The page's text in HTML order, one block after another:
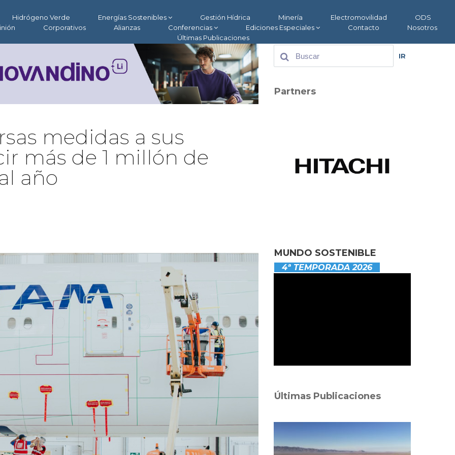
Hidrógeno Verde Energías Sostenibles Gestión Hídrica Minería Electromovilidad
ODS
Corporativos Alianzas Conferencias Ediciones Especiales Contacto
Nosotros
Últimas Publicaciones
medidas a sus
más de 1 millón de
año
IR
Partners
MUNDO SOSTENIBLE
4ª TEMPORADA 2026
Últimas Publicaciones